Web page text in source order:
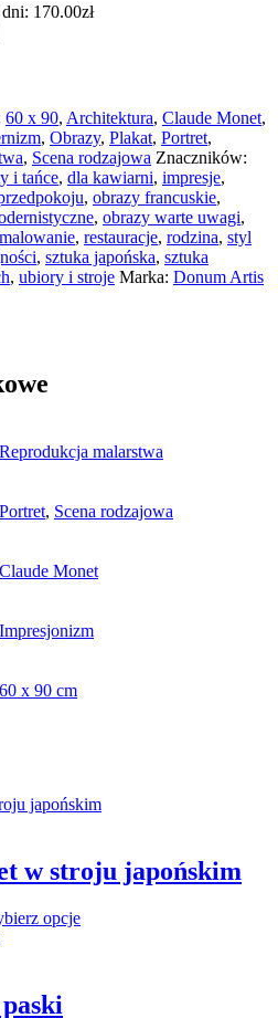
170.00zł
60 x 90, Architektura, Claude Monet,
, Obrazy, Plakat, Portret,
, Scena rodzajowa Znaczników:
i tańce, dla kawiarni, impresje,
, obrazy francuskie,
, obrazy warte uwagi,
, restauracje, rodzina, styl
, sztuka japońska, sztuka
, ubiory i stroje Marka: Donum Artis
Reprodukcja malarstwa
Portret, Scena rodzajowa
Claude Monet
Impresjonizm
60 x 90 cm
w stroju japońskim
opcjeTen